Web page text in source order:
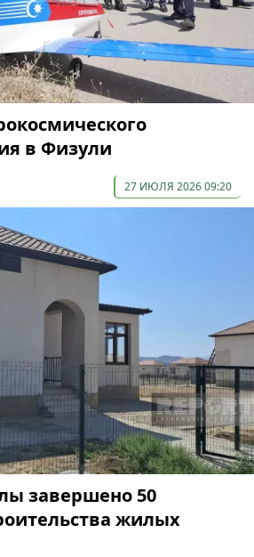
в Физули
27 ИЮЛЯ 2026 09:20
завершено 50
жилых